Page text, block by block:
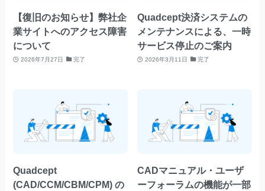
【復旧のお知らせ】弊社企
業サイトへのアクセス障害
について
2026年7月27日 完了
Quadcept決済システムの
メンテナンスによる、一時
サービス停止のご案内
2026年3月11日 完了
Quadcept
(CAD/CCM/CBM/CPM) の
CADマニュアル・ユーザ
ーフォーラムの機能が一部